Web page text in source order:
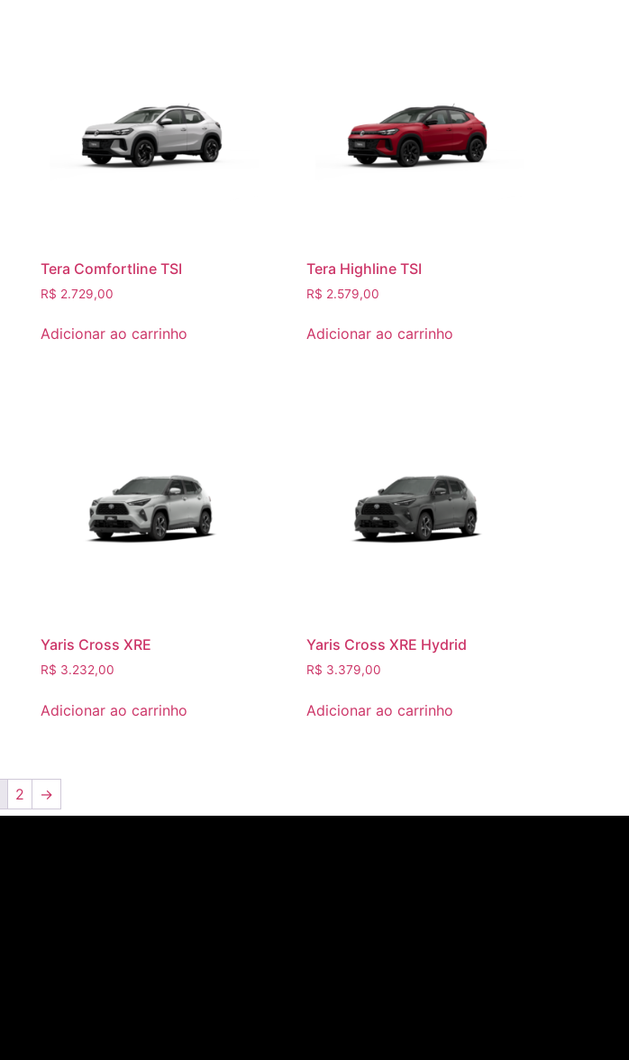
Tera Comfortline TSI
R$ 2.729,00
Adicionar ao carrinho
Tera Highline TSI
R$ 2.579,00
Adicionar ao carrinho
Yaris Cross XRE
R$ 3.232,00
Adicionar ao carrinho
Yaris Cross XRE Hydrid
R$ 3.379,00
Adicionar ao carrinho
2 →